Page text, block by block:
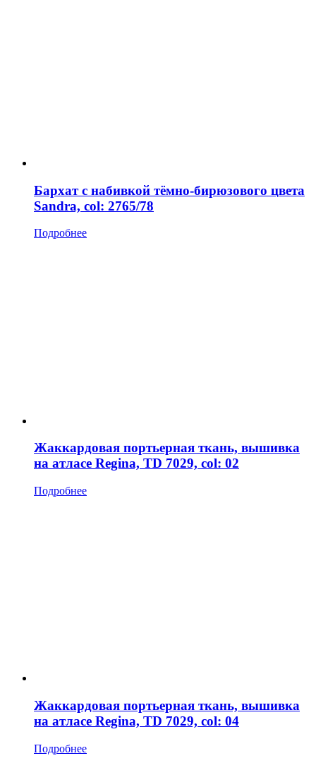
Бархат с набивкой тёмно-бирюзового цвета
Sandra, col: 2765/78
Подробнее
Жаккардовая портьерная ткань, вышивка
на атласе Regina, TD 7029, col: 02
Подробнее
Жаккардовая портьерная ткань, вышивка
на атласе Regina, TD 7029, col: 04
Подробнее